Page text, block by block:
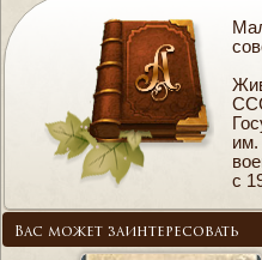
с
Вас может заинтересовать